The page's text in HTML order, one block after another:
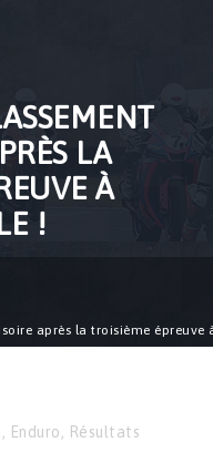
LA
À
!
après la troisième épreuve
Enduro
Résultats